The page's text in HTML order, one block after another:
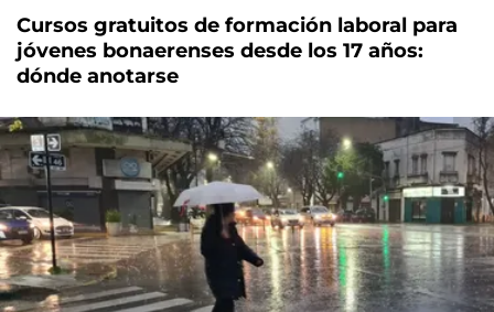
Cursos gratuitos de formación laboral para
jóvenes bonaerenses desde los 17 años:
dónde anotarse